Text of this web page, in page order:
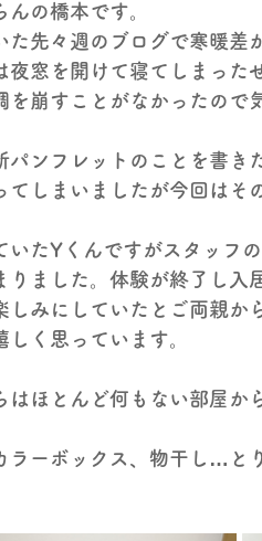
んの橋本です。
た先々週のブログで寒暖差
夜窓を開けて寝てしまった
を崩すことがなかったので
パンフレットのことを書き
てしまいましたが今回はそ
いたYくんですがスタッフ
りました。体験が終了し
しみにしていたとご両親
く思っています。
はほとんど何もない部屋か
ラーボックス、物干し…と